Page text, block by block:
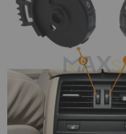
галерията
изображенията